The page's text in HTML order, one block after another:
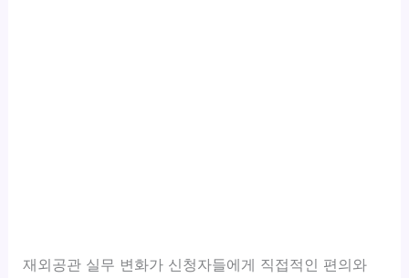
재외공관 실무 변화가 신청자들에게 직접적인 편의와